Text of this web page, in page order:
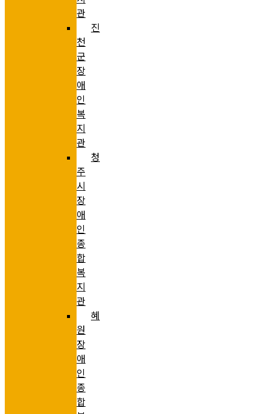
관
진
천
군
장
애
인
복
지
관
청
주
시
장
애
인
종
합
복
지
관
혜
원
장
애
인
종
합